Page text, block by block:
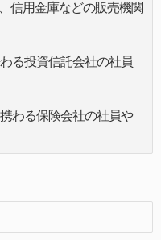
信用金庫などの販売機関
る投資信託会社の社員
わる保険会社の社員や